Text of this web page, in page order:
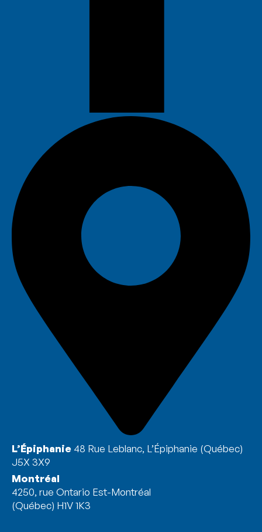
L’Épiphanie 48 Rue Leblanc, L’Épiphanie (Québec)
J5X 3X9
Montréal
4250, rue Ontario Est-Montréal
(Québec) H1V 1K3